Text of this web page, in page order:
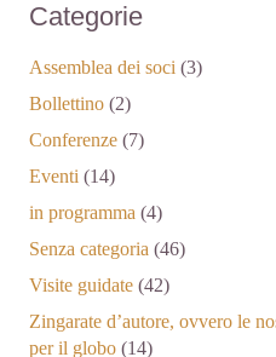
Categorie
Assemblea dei soci (3)
Bollettino (2)
Conferenze (7)
Eventi (14)
in programma (4)
Senza categoria (46)
Visite guidate (42)
Zingarate d’autore, ovvero le
per il globo (14)